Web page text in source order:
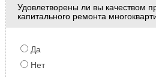
Удовлетворены ли вы качеством
капитального ремонта
Да
Нет